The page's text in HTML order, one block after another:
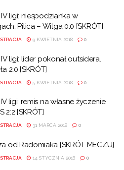
ligi: niespodzianka w
Pilica – Wilga 0:0 [SKRÓT]
9 KWIETNIA 2018 0
ligi: lider pokonał outsidera.
2:0 [SKRÓT]
5 KWIETNIA 2018 0
ligi: remis na własne życzenie.
2:2 [SKRÓT]
31 MARCA 2018 0
od Radomiaka [SKRÓT MECZU]
14 STYCZNIA 2018 0